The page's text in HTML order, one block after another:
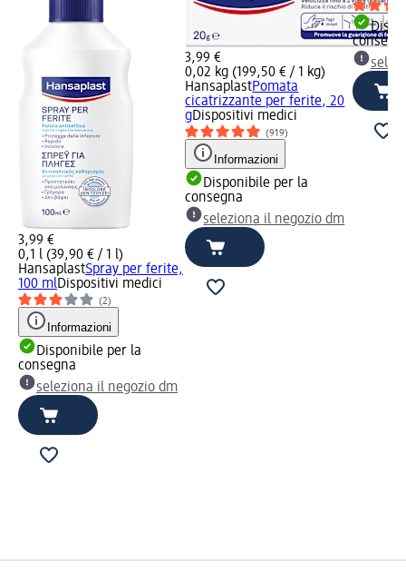
3,99 €
0,1 l (39,90 € / 1 l)
HansaplastSpray per ferite,
100 mlDispositivi medici
(2)
Informazioni
Disponibile per la
consegna
seleziona il negozio dm
3,99 €
0,02 kg (199,50 € / 1 kg)
HansaplastPomata
cicatrizzante per ferite, 20
gDispositivi medici
(919)
Informazioni
Disponibile per la
consegna
seleziona il negozio dm